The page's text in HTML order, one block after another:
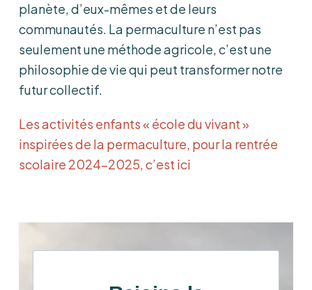
planète, d’eux-mêmes et de leurs
communautés. La permaculture n’est pas
seulement une méthode agricole, c’est une
philosophie de vie qui peut transformer notre
futur collectif.
Les activités enfants « école du vivant »
inspirées de la permaculture, pour la rentrée
scolaire 2024-2025, c’est ici